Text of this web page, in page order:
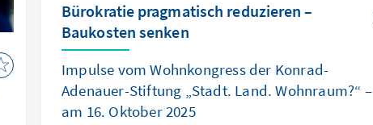
Bürokratie pragmatisch reduzieren –
Baukosten senken
Impulse vom Wohnkongress der Konrad-
Adenauer-Stiftung „Stadt. Land. Wohnraum?“ –
am 16. Oktober 2025